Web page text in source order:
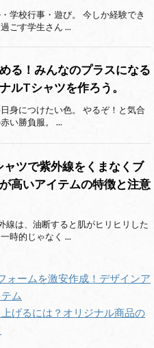
学校行事・遊び。 今しか経験でき
ごす学生さん ...
る！みんなのプラスになる
ルTシャツを作ろう。
身につけたい色。 やるぞ！と気合
い勝負服。 ...
ャツで紫外線をくまなくブ
高いアイテムの特徴と注意
線は、油断すると肌がヒリヒリした
時的じゃなく ...
ォームを激安作成！デザインア
ム
げるには？オリジナル商品の